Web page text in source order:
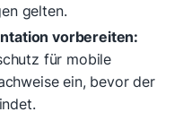
gelten.
vorbereiten:
für mobile
ein, bevor der